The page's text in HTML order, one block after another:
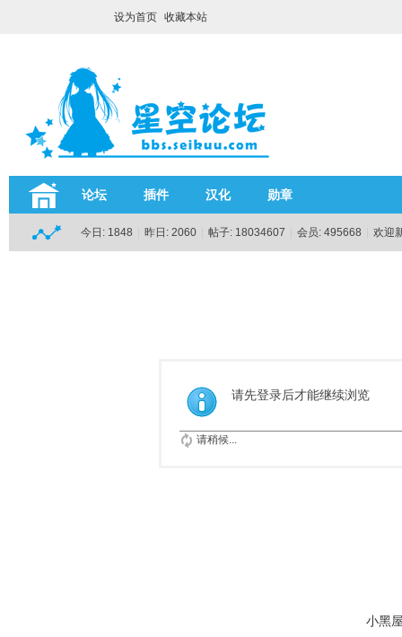
设为首页 收藏本站
论坛 插件 汉化 勋章
今日: 1848 昨日: 2060 帖子: 18034607 会员: 495668 欢迎
请先登录后才能继续浏览
请稍候...
小黑